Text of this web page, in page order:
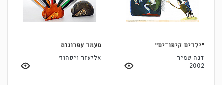
״ילדים קיפודים״
דנה שמיר
2002
מעמד עפרונות
אליעזר ויסהוף